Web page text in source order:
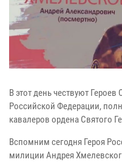
В этот день чествуют
Российской Федерации,
кавалеров ордена Святого
Вспомним сегодня Героя
милиции Андрея